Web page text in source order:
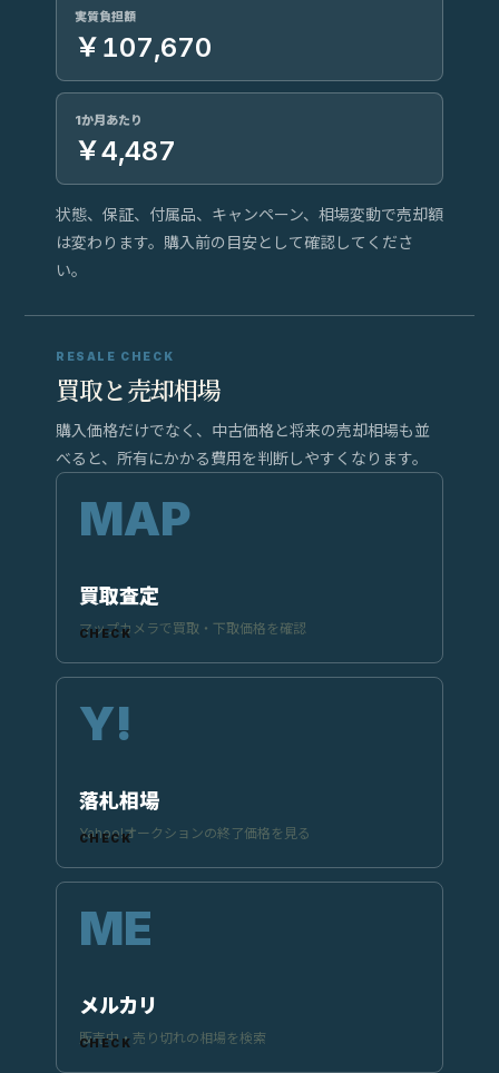
実質負担額
￥107,670
1か月あたり
￥4,487
状態、保証、付属品、キャンペーン、相場変動で売却額
は変わります。購入前の目安として確認してくださ
い。
RESALE CHECK
買取と売却相場
購入価格だけでなく、中古価格と将来の売却相場も並
べると、所有にかかる費用を判断しやすくなります。
買取査定
マップカメラで買取・下取価格を確認
落札相場
Yahoo!オークションの終了価格を見る
メルカリ
販売中・売り切れの相場を検索